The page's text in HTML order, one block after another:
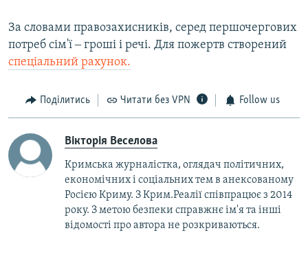
За словами правозахисників, серед першочергових
потреб сім'ї ‒ гроші і речі. Для пожертв створений
спеціальний рахунок.
Поділитись Читати без VPN Follow us
Вікторія Веселова
Кримська журналістка, оглядач політичних,
економічних і соціальних тем в анексованому
Росією Криму. З Крим.Реалії співпрацює з 2014
року. З метою безпеки справжнє ім'я та інші
відомості про автора не розкриваються.